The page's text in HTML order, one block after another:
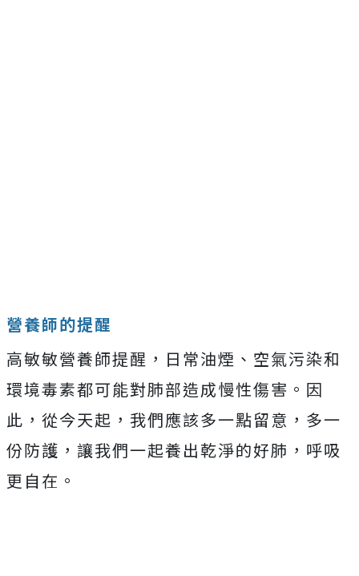
營養師的提醒
高敏敏營養師提醒，日常油煙、空氣污染和
環境毒素都可能對肺部造成慢性傷害。因
此，從今天起，我們應該多一點留意，多一
份防護，讓我們一起養出乾淨的好肺，呼吸
更自在。